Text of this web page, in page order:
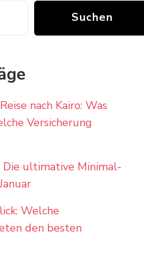
Suchen
nach Kairo: Was
Versicherung
Die ultimative Minimal-
Welche
den besten